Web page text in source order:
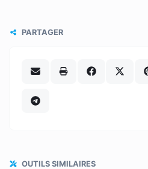
PARTAGER
OUTILS SIMILAIRES